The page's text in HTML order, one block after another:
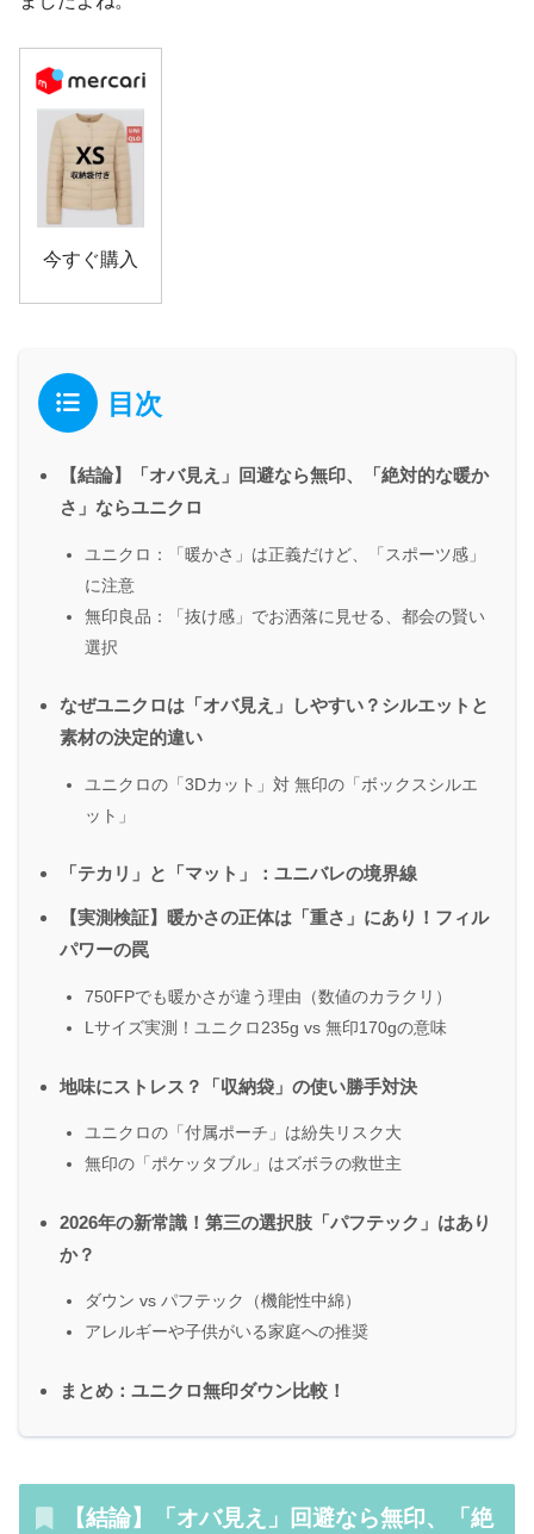
今すぐ購入
目次
【結論】「オバ見え」回避なら無印、「絶対的な暖か
さ」ならユニクロ
ユニクロ：「暖かさ」は正義だけど、「スポーツ感」
に注意
無印良品：「抜け感」でお洒落に見せる、都会の賢い
選択
なぜユニクロは「オバ見え」しやすい？シルエットと
素材の決定的違い
ユニクロの「3Dカット」対 無印の「ボックスシルエ
ット」
「テカリ」と「マット」：ユニバレの境界線
【実測検証】暖かさの正体は「重さ」にあり！フィル
パワーの罠
750FPでも暖かさが違う理由（数値のカラクリ）
Lサイズ実測！ユニクロ235g vs 無印170gの意味
地味にストレス？「収納袋」の使い勝手対決
ユニクロの「付属ポーチ」は紛失リスク大
無印の「ポケッタブル」はズボラの救世主
2026年の新常識！第三の選択肢「パフテック」はあり
か？
ダウン vs パフテック（機能性中綿）
アレルギーや子供がいる家庭への推奨
まとめ：ユニクロ無印ダウン比較！
【結論】「オバ見え」回避なら無印、「絶